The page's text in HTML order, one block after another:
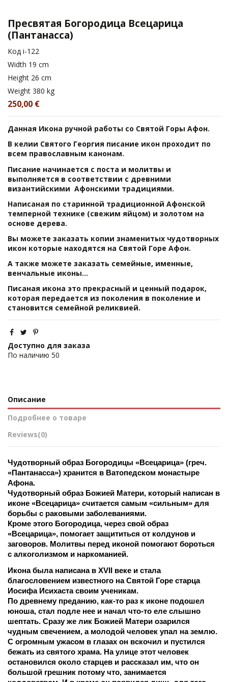
Пресвятая Богородица Всецарица
(Пантанасса)
Код i-122
Width 19 cm
Height 26 cm
Weight 380 kg
250,00 €
Данная Икона ручной работы со Святой Горы Афон.
В келии Святого Георгия писание икон проходит по
всем православным канонам.
Писание начинается с поста и молитвы и
выполняется в соответствии с древними
византийскими Афонскими традициями.
Написаная по старинной традиционной Афонской
темперной технике (свежим яйцом) и золотом на
основе дерева.
Вы можете заказать копии знаменитых чудотворных
икон которые находятся на Святой Горе Афон.
А также можете заказать семейные, именные,
венчальные иконы...
Писаная икона это прекрасный и ценный подарок,
которая передается из поколения в поколение и
становится семейной реликвией.
Доступно для заказа
По наличию 50
Описание
Подробнее о товаре
Reviews(0)
Чудотворный образ Богородицы «Всецарица» (греч.
«Пантанасса») хранится в Ватопедском монастыре
Афона.
Чудотворный образ Божией Матери, который написан в
иконе «Всецарица» считается самым «сильным» для
борьбы с раковыми заболеваниями.
Кроме этого Богородица, через свой образ
«Всецарица», помогает защититься от колдунов и
заговоров. Молитвы перед иконой помогают бороться
с алкоголизмом и наркоманией.
Икона была написана в XVII веке и стала
благословением известного на Святой Горе старца
Иосифа Исихаста своим ученикам.
По древнему преданию, как-то раз к иконе подошел
юноша, стал подле нее и начал что-то еле слышно
шептать. Сразу же лик Божией Матери озарился
чудным свечением, а молодой человек упал на землю.
С огромным ужасом в глазах он вскочил и пустился
бежать из святого храма. На улице этот человек
остановился около старцев и рассказал им, что он
большой грешник потому что, занимается